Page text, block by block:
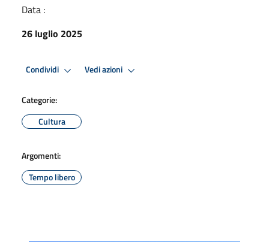
Data :
26 luglio 2025
Condividi Vedi azioni
Categorie:
Cultura
Argomenti:
Tempo libero